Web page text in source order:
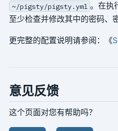
~/pigsty/pigsty.yml 。在执
至少检查并修改其中的密码、
更完整的配置说明请参阅：《
意见反馈
这个页面对您有帮助吗？